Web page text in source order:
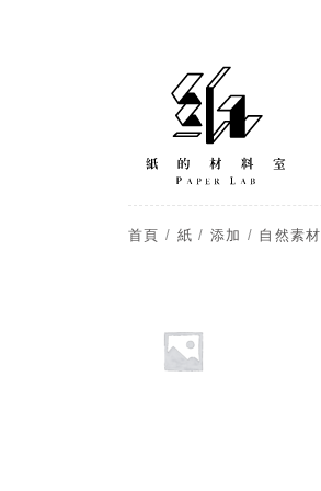
首頁 / 紙 / 添加 / 自然素材